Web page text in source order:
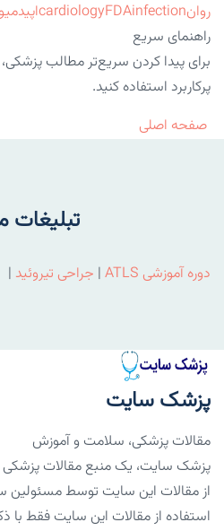
روان
cardiologyFDAinfection
راهنمای سریع
برای پیدا کردن سریع‌تر مطالب
پرکاربرد استفاده کنید.
صفحه اصلی
تبلیغات
دوره آموزشی ATLS | جراحی تیروئید |
پزشک سایت
مقالات پزشکی، سلامت و آموزش
پزشک سایت، یک منبع مقالات
از مقالات این سایت توسط مسئولین
استفاده از مقالات این سایت فقط با